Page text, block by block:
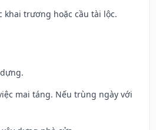
khai trương hoặc cầu tài lộc.
mai táng. Nếu trùng ngày với